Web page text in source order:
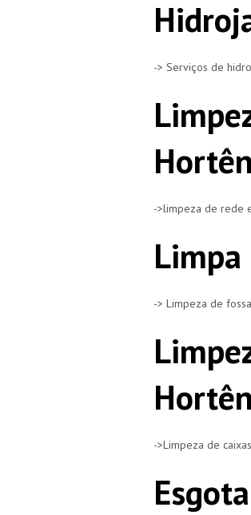
-> Serviços de
->limpeza de rede
-> Limpeza de
->Limpeza de